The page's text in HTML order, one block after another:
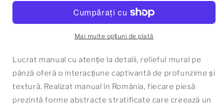
Mai multe opțiuni de plată
Lucrat manual cu atenție la detalii, relieful mural pe
pânză oferă o interacțiune captivantă de profunzime și
textură. Realizat manual în România, fiecare piesă
prezintă forme abstracte stratificate care creează un